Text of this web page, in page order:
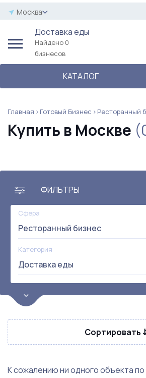
Москва
Доставка еды
Найдено 0
бизнесов
КАТАЛОГ
Главная Готовый Бизнес Ресторанный
Купить в Москве
ФИЛЬТРЫ
Сфера
Ресторанный бизнес
Категория
Доставка еды
Цена
от:
до:
Прибыль
Сортировать
К сожалению ни одного объекта